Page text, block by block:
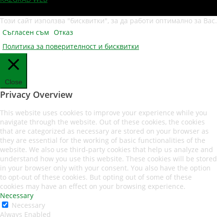
Този сайт използва "бисквитки", за да работи оптимално за Вас.
Съгласен съм Отказ
Политика за поверителност и бисквитки
Close
Privacy Overview
This website uses cookies to improve your experience while you
navigate through the website. Out of these cookies, the cookies
that are categorized as necessary are stored on your browser as
they are essential for the working of basic functionalities of the
website. We also use third-party cookies that help us analyze and
understand how you use this website. These cookies will be stored
in your browser only with your consent. You also have the option
to opt-out of these cookies. But opting out of some of these
cookies may have an effect on your browsing experience.
Necessary
Necessary
Always Enabled